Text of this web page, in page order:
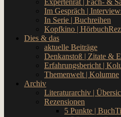
Expertenrat | Fach- &
Im Gespräch |
In Serie | Buchreihen
Kopfkino |
Dies & das
aktuelle Beiträge
Denkanstoß | Zitate &
Erfahrungsbericht |
Themenwelt | Kolumne
Archiv
Literaturarchiv |
Rezensionen
5 Punkte |